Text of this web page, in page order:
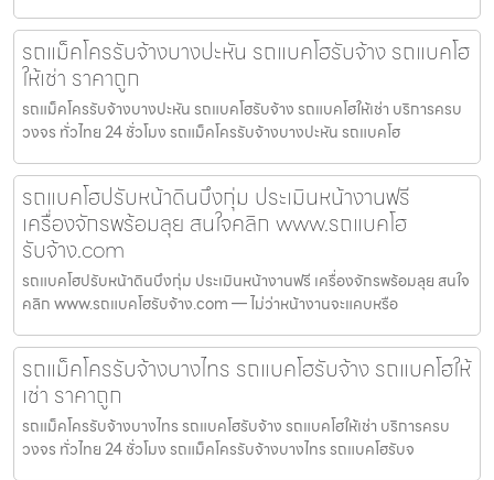
รถแม็คโครรับจ้างบางปะหัน รถแบคโฮรับจ้าง รถแบคโฮ
ให้เช่า ราคาถูก
รถแม็คโครรับจ้างบางปะหัน รถแบคโฮรับจ้าง รถแบคโฮให้เช่า บริการครบ
วงจร ทั่วไทย 24 ชั่วโมง รถแม็คโครรับจ้างบางปะหัน รถแบคโฮ
รถแบคโฮปรับหน้าดินบึงกุ่ม ประเมินหน้างานฟรี
เครื่องจักรพร้อมลุย สนใจคลิก www.รถแบคโฮ
รับจ้าง.com
รถแบคโฮปรับหน้าดินบึงกุ่ม ประเมินหน้างานฟรี เครื่องจักรพร้อมลุย สนใจ
คลิก www.รถแบคโฮรับจ้าง.com — ไม่ว่าหน้างานจะแคบหรือ
รถแม็คโครรับจ้างบางไทร รถแบคโฮรับจ้าง รถแบคโฮให้
เช่า ราคาถูก
รถแม็คโครรับจ้างบางไทร รถแบคโฮรับจ้าง รถแบคโฮให้เช่า บริการครบ
วงจร ทั่วไทย 24 ชั่วโมง รถแม็คโครรับจ้างบางไทร รถแบคโฮรับจ